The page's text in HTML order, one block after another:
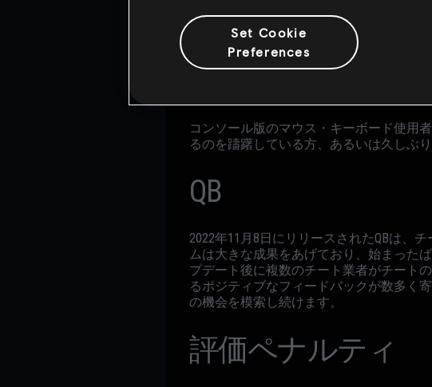
この機能を発表した時、なぜマウス・キ
も多くいました。これは入力偽装者に
このアプローチと新システムは実際、プ
コンソール版のマウス・キーボード使用
るのを躊躇している方、あるいは久しぶ
QB
2022年11月8日にリリースされたQBは、
ムは大きな成果をあげており、始まった
プデート後に複数のチート業者がチート
るポジティブなフィードバックが数多く
の機会を模索し続けます。
評価ペナルティ
Set Cookie
Preferences